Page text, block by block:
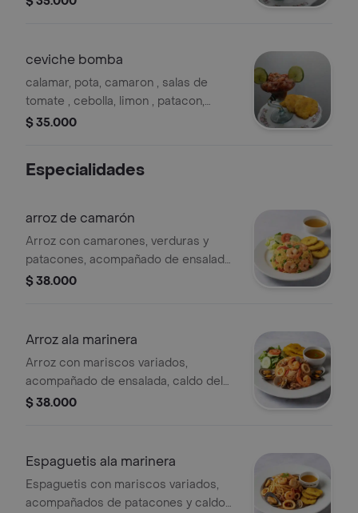
ceviche bomba
calamar, pota, camaron , salas de
tomate , cebolla, limon , patacon,
cilantro
$ 35.000
Especialidades
arroz de camarón
Arroz con camarones, verduras y
patacones, acompañado de ensalada
y caldo del día.
$ 38.000
Arroz ala marinera
Arroz con mariscos variados,
acompañado de ensalada, caldo del
día y patacones.
$ 38.000
Espaguetis ala marinera
Espaguetis con mariscos variados,
acompañados de patacones y caldo